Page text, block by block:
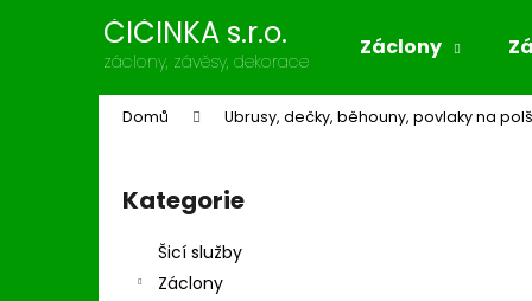
ČIČINKA s.r.o.
záclony, závěsy, dekorace
Záclony
Domů Ubrusy, dečky, běhouny, povlaky na
Přeskočit
kategorie
Kategorie
Šicí služby
Záclony
Zpět
obchodu
Zpět
obchodu